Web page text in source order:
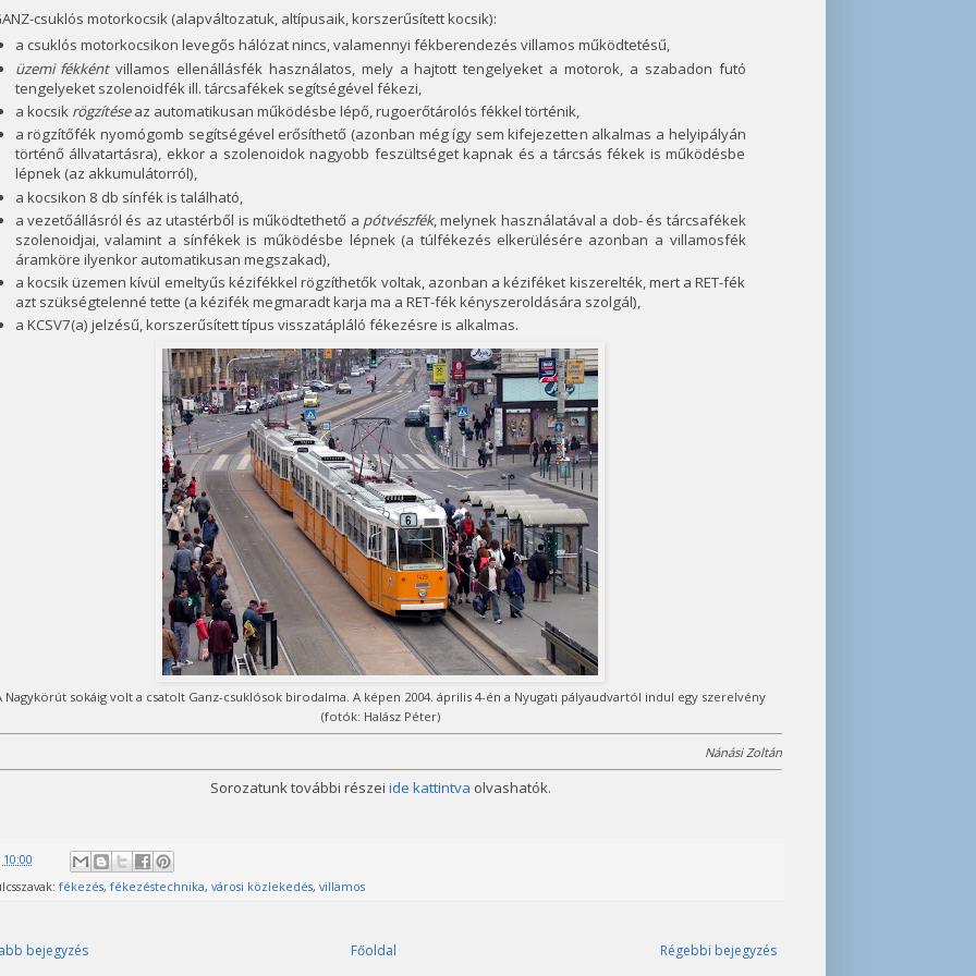
csuklós motorkocsik (alapváltozatuk, altípusaik, korszerűsített kocsik):
a csuklós motorkocsikon levegős hálózat nincs, valamennyi fékberendezés villamos működtetésű,
üzemi fékkéntvillamos ellenállásfék használatos, mely a hajtott tengelyeket a motorok, a szabadon futó
tengelyeket szolenoidfék ill. tárcsafékek segítségével fékezi,
a kocsik rögzítéseaz automatikusan működésbe lépő, rugoerőtárolós fékkel történik,
a rögzítőfék nyomógomb segítségével erősíthető (azonban még így sem kifejezetten alkalmas a helyipályán
történő állvatartásra), ekkor a szolenoidok nagyobb feszültséget kapnak és a tárcsás fékek is működésbe
lépnek (az akkumulátorról),
a kocsikon 8 db sínfék is található,
a vezetőállásról és az utastérből is működtethető a pótvészfék, melynek használatával a dob- és tárcsafékek
szolenoidjai, valamint a sínfékek is működésbe lépnek (a túlfékezés elkerülésére azonban a villamosfék
áramköre ilyenkor automatikusan megszakad),
a kocsik üzemen kívül emeltyűs kézifékkel rögzíthetők voltak, azonban a kéziféket kiszerelték, mert a RET-fék
azt szükségtelenné tette (a kézifék megmaradt karja ma a RET-fék kényszeroldására szolgál),
a KCSV7(a) jelzésű, korszerűsített típus visszatápláló fékezésre is alkalmas.
Nagykörút sokáig volt a csatolt Ganz-csuklósok birodalma. A képen 2004. április 4-én a Nyugati pályaudvartól indul egy szerelvény
(fotók: Halász Péter)
Nánási Zoltán
Sorozatunk további részei ide kattintva olvashatók.
10:00
fékezés, fékezéstechnika, városi közlekedés, villamos
bejegyzés Régebbi bejegyzés
Főoldal